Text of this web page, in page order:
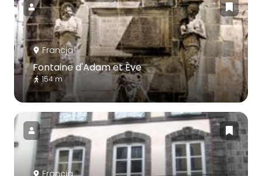
Francja
Fontaine d'Adam et Ève
154 m
Francja